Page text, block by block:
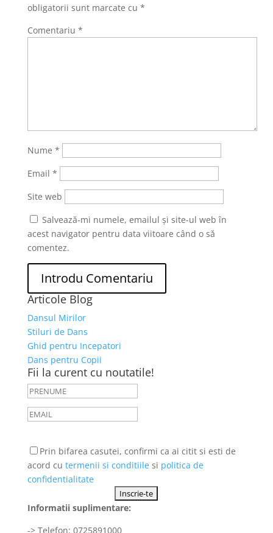
obligatorii sunt marcate cu *
Comentariu *
Nume *
Email *
Site web
Salvează-mi numele, emailul și site-ul web în
acest navigator pentru data viitoare când o să
comentez.
Articole Blog
Dansul Mirilor
Stiluri de Dans
Ghid pentru Incepatori
Dans pentru Copii
Fii la curent cu noutatile!
Prin bifarea casutei, confirmi ca ai citit si esti de
acord cu termenii si conditiilesi politica de
confidentialitate
Informatii suplimentare:
-> Telefon: 0725891000